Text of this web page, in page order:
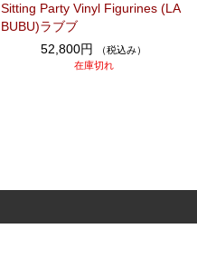
Sitting Party Vinyl Figurines (LA
BUBU)ラブブ
52,800円
（税込み）
在庫切れ